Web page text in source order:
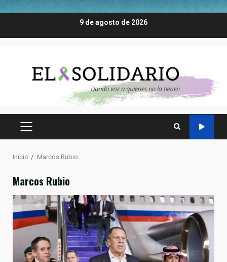
9 de agosto de 2026
MENÚ
Inicio Marcos Rubio
Marcos Rubio